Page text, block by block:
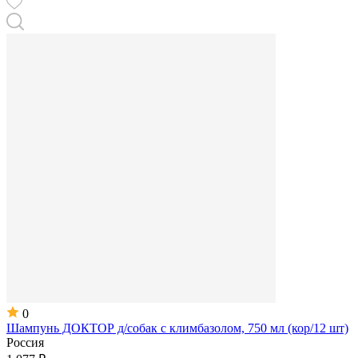
0
Шампунь ДОКТОР д/собак с климбазолом, 750 мл (кор/12 шт)
Россия